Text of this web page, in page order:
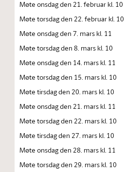
Møte onsdag den 21. februar kl. 10
Møte torsdag den 22. februar kl. 10
Møte onsdag den 7. mars kl. 11
Møte torsdag den 8. mars kl. 10
Møte onsdag den 14. mars kl. 11
Møte torsdag den 15. mars kl. 10
Møte tirsdag den 20. mars kl. 10
Møte onsdag den 21. mars kl. 11
Møte torsdag den 22. mars kl. 10
Møte tirsdag den 27. mars kl. 10
Møte onsdag den 28. mars kl. 11
Møte torsdag den 29. mars kl. 10